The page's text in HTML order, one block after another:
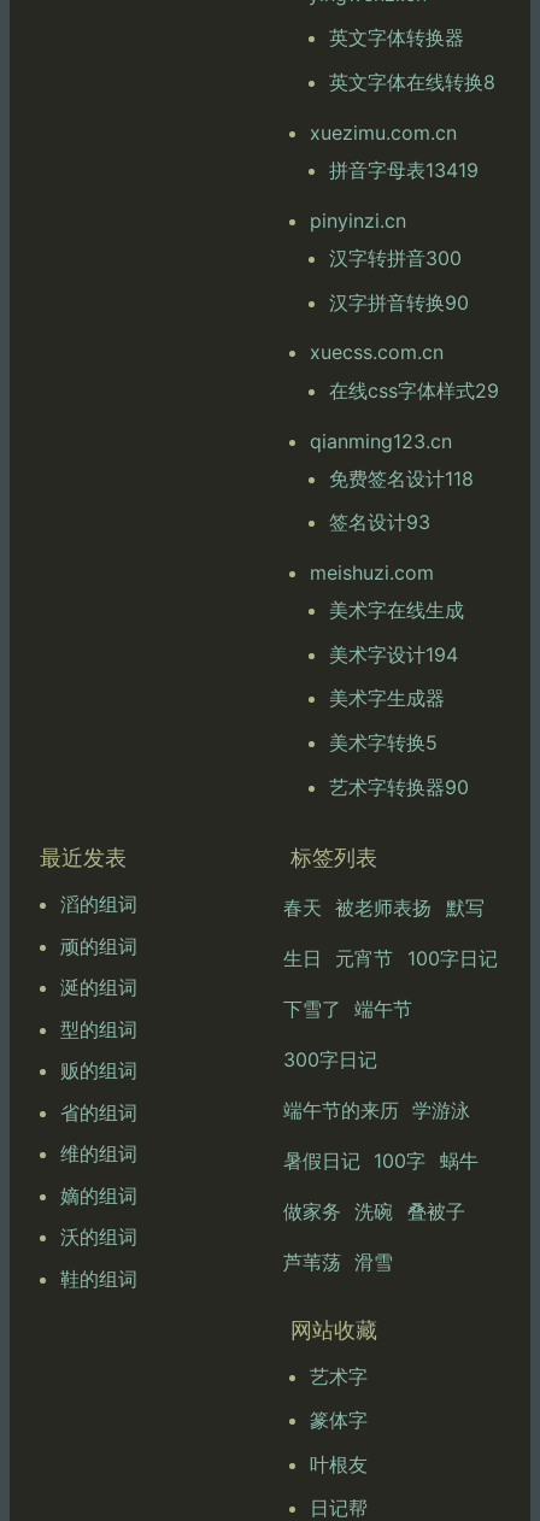
英文字体转换器
英文字体在线转换8
xuezimu.com.cn
拼音字母表13419
pinyinzi.cn
汉字转拼音300
汉字拼音转换90
xuecss.com.cn
在线css字体样式29
qianming123.cn
免费签名设计118
签名设计93
meishuzi.com
美术字在线生成
美术字设计194
美术字生成器
美术字转换5
艺术字转换器90
最近发表
滔的组词
顽的组词
涎的组词
型的组词
贩的组词
省的组词
维的组词
嫡的组词
沃的组词
鞋的组词
标签列表
春天 被老师表扬 默写
生日 元宵节 100字日记
下雪了 端午节
300字日记
端午节的来历 学游泳
暑假日记 100字 蜗牛
做家务 洗碗 叠被子
芦苇荡 滑雪
网站收藏
艺术字
篆体字
叶根友
日记帮